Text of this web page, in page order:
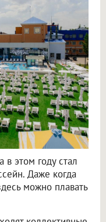
этом году стал
Даже когда
можно плавать